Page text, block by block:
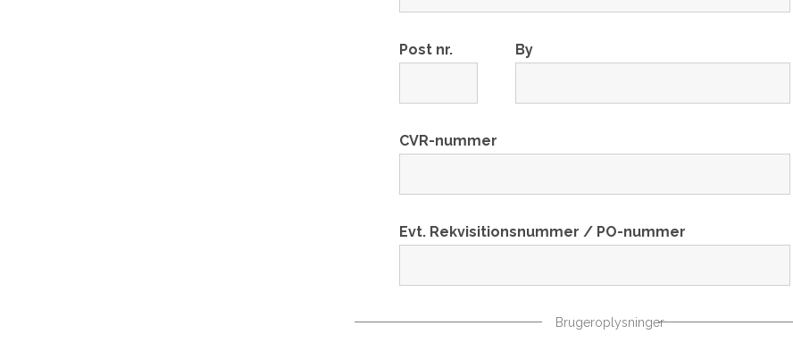
Post nr. By
CVR-nummer
Evt. Rekvisitionsnummer / PO-nummer
Brugeroplysninger